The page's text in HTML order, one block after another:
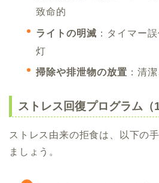
致命的
ライトの明滅 ：タイマー
灯
掃除や排泄物の放置 ：清
ストレス回復プログラム（1
ストレス由来の拒食は、以下の
ましょう。